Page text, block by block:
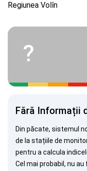
Regiunea Volîn
?
Fără Informații
Din păcate, sistemul
de la stațiile de
pentru a calcula
Cel mai probabil, nu